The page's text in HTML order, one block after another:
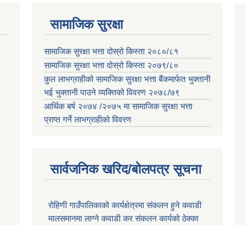
सामाजिक सुरक्षा
सामाजिक सुरक्षा भत्ता दोस्रो किस्ता २०८०/८१
सामाजिक सुरक्षा भत्ता दोस्रो किस्ता २०७९/८०
कुल लाभग्राहीको सामाजिक सुरक्षा भत्ता बैंकमार्फत भुक्तानी
भई भुक्तानी पाउने व्यक्तिको विवरण २०७८/७९
आर्थिक बर्ष २०७४ /२०७५ मा सामाजिक सुरक्षा भत्ता
प्राप्त गर्ने लाभग्राहीको विवरण
सार्वजनिक खरिद/बोलपत्र सूचना
रोहिणी गाउँपालिकाको कार्यक्षेत्रमा संकलन हुने कवाडी
मालसमानमा लाग्ने कवाडी कर संकलन कार्यको ठेक्का